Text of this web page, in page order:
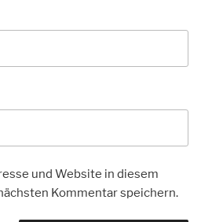
und Website in diesem
Kommentar speichern.